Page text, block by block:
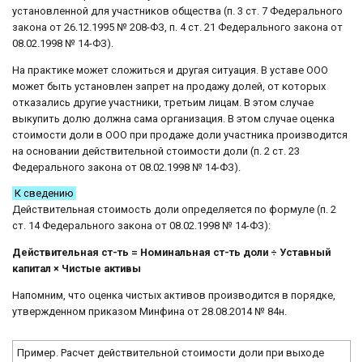
установленной для участников общества (п. 3 ст. 7 Федерального
закона от 26.12.1995 № 208-ФЗ, п. 4 ст. 21 Федерального закона от
08.02.1998 № 14-ФЗ).
На практике может сложиться и другая ситуация. В уставе ООО
может быть установлен запрет на продажу долей, от которых
отказались другие участники, третьим лицам. В этом случае
выкупить долю должна сама организация. В этом случае оценка
стоимости доли в ООО при продаже доли участника производится
на основании действительной стоимости доли (п. 2 ст. 23
Федерального закона от 08.02.1998 № 14-ФЗ).
К сведению
Действительная стоимость доли определяется по формуле (п. 2
ст. 14 Федерального закона от 08.02.1998 № 14-ФЗ):
Действительная ст-ть = Номинальная ст-ть доли ÷ Уставный
капитал × Чистые активы
Напомним, что оценка чистых активов производится в порядке,
утвержденном приказом Минфина от 28.08.2014 № 84н.
Пример. Расчет действительной стоимости доли при выходе